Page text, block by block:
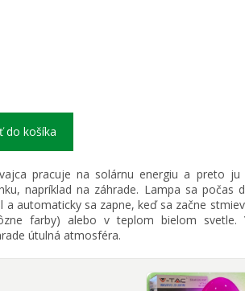
do košíka
pracuje na solárnu energiu a preto
napríklad na záhrade. Lampa sa počas
a automaticky sa zapne, keď sa začne
farby) alebo v teplom bielom svetle.
útulná atmosféra.